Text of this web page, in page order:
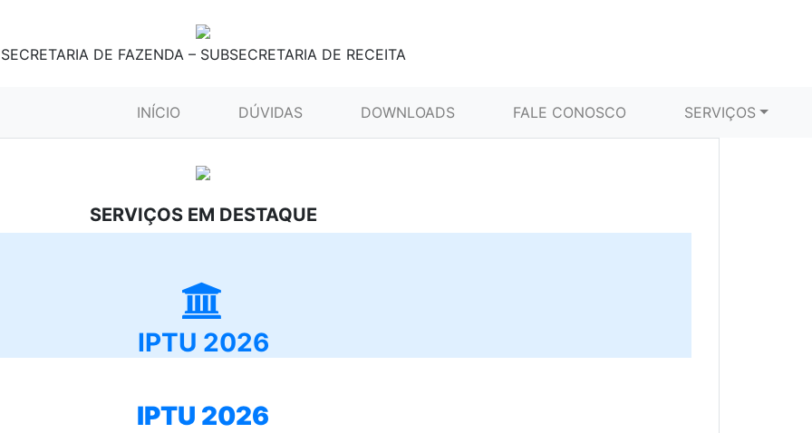
SECRETARIA DE FAZENDA – SUBSECRETARIA DE RECEITA
INÍCIO (CURRENT)DÚVIDAS DOWNLOADS FALE CONOSCO SERVIÇOS
SERVIÇOS EM DESTAQUE
IPTU 2026
IPTU 2026